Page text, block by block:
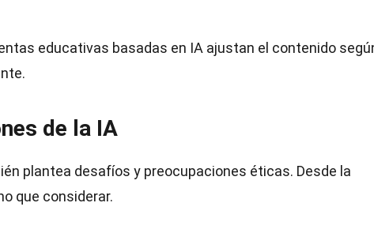
educativas basadas en IA ajustan el contenido
de la IA
plantea desafíos y preocupaciones éticas. Desde la
que considerar.